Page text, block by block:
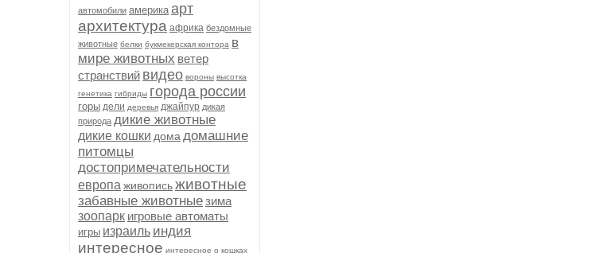
автомобили америка арт
архитектура африка бездомные
животные белки букмекерская контора в
мире животных ветер
странствий видео вороны высотка
генетика гибриды города россии
горы дели деревья джайпур дикая
природа дикие животные
дикие кошки дома домашние
питомцы
достопримечательности
европа живописьживотные
забавные животныезима
зоопарк игровые автоматы
игры израиль индия
интересное интересное о кошках